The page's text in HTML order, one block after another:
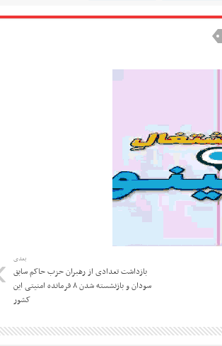
بعدی
بازداشت تعدادی از رهبران حزب حاکم سابق
سودان و بازنشسته شدن ۸ فرمانده امنیتی این
کشور